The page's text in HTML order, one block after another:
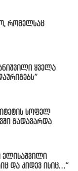
რომელსაც
ყველა
სოფელ
გადავარდა
ელისაშვილი
და კიდევ ისიც…”